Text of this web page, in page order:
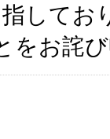
してお
をお詫